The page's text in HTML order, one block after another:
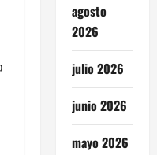
agosto
2026
julio 2026
junio 2026
mayo 2026